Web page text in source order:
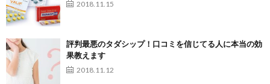
2018.11.15
評判最悪のタダシップ！口コミを信じてる人に本当の効
果教えます
2018.11.12